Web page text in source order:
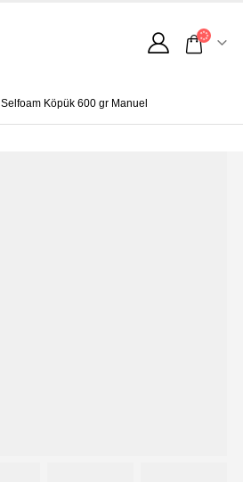
Selfoam Köpük 600 gr Manuel